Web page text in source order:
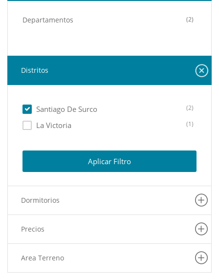
Departamentos (2)
Distritos
Santiago De Surco (2)
La Victoria (1)
Aplicar Filtro
Dormitorios
Precios
Area Terreno